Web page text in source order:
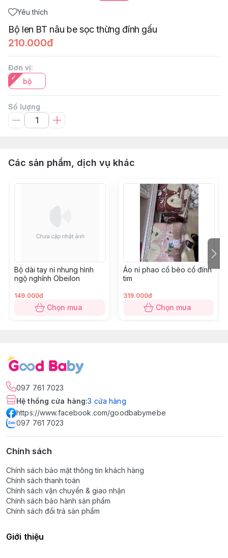
Yêu thích
Bộ len BT nâu be sọc thừng đính gấu
210.000đ
Đơn vị:
bộ
Số lượng
Các sản phẩm, dịch vụ khác
Bộ dài tay nỉ nhung hình
ngộ nghĩnh Obeilon
149.000đ
Chọn mua
Áo nỉ phao cổ bèo cổ đính
tim
319.000đ
Chọn mua
097 761 7023
Hệ thống cửa hàng:3 cửa hàng
https://www.facebook.com/goodbabymebe
097 761 7023
Chính sách
Chính sách bảo mật thông tin khách hàng
Chính sách thanh toán
Chính sách vận chuyển & giao nhận
Chính sách bảo hành sản phẩm
Chính sách đổi trả sản phẩm
Giới thiệu